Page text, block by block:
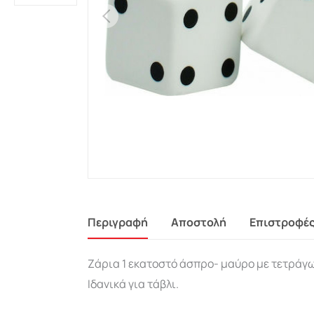
Περιγραφή Αποστολή
Ζάρια 1 εκατοστό άσπρο- μαύρο με
Ιδανικά για τάβλι.